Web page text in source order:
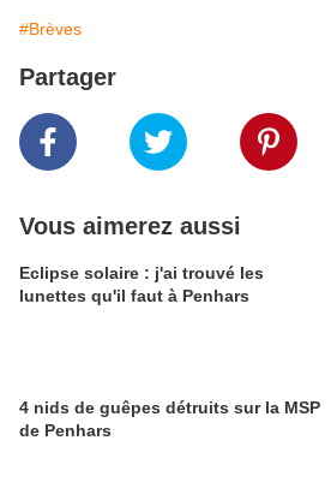
#Brèves
Partager
Vous aimerez aussi
Eclipse solaire : j'ai trouvé les
lunettes qu'il faut à Penhars
4 nids de guêpes détruits sur la MSP
de Penhars